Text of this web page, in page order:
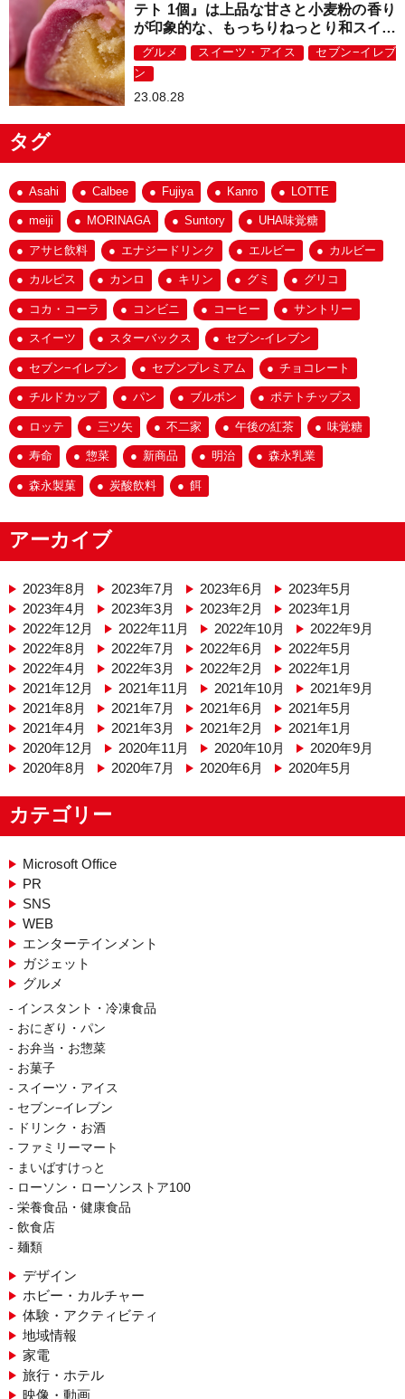
テト 1個』は上品な甘さと小麦粉の香り
が印象的な、もっちりねっとり和スイー
ツ！
グルメ スイーツ・アイス
セブン−イレブ
ン
23.08.28
タグ
Asahi Calbee Fujiya Kanro LOTTE
meiji MORINAGA Suntory UHA味覚糖
アサヒ飲料 エナジードリンク エルビー カルビー
カルピス カンロ キリン グミ グリコ
コカ・コーラ コンビニ コーヒー サントリー
スイーツ スターバックス セブン-イレブン
セブン−イレブン セブンプレミアム チョコレート
チルドカップ パン ブルボン ポテトチップス
ロッテ 三ツ矢 不二家 午後の紅茶 味覚糖
寿命 惣菜 新商品 明治 森永乳業
森永製菓 炭酸飲料 餌
アーカイブ
2023年8月 2023年7月 2023年6月
2023年5月
2023年4月
2023年3月 2023年2月
2023年1月
2022年12月
2022年11月 2022年10月
2022年9月
2022年8月
2022年7月 2022年6月
2022年5月
2022年4月
2022年3月 2022年2月
2022年1月
2021年12月
2021年11月 2021年10月
2021年9月
2021年8月
2021年7月 2021年6月
2021年5月
2021年4月
2021年3月 2021年2月
2021年1月
2020年12月
2020年11月 2020年10月
2020年9月
2020年8月
2020年7月 2020年6月 2020年5月
カテゴリー
Microsoft Office
PR
SNS
WEB
エンターテインメント
ガジェット
グルメ
インスタント・冷凍食品
おにぎり・パン
お弁当・お惣菜
お菓子
スイーツ・アイス
セブン−イレブン
ドリンク・お酒
ファミリーマート
まいばすけっと
ローソン・ローソンストア100
栄養食品・健康食品
飲食店
麺類
デザイン
ホビー・カルチャー
体験・アクティビティ
地域情報
家電
旅行・ホテル
映像・動画